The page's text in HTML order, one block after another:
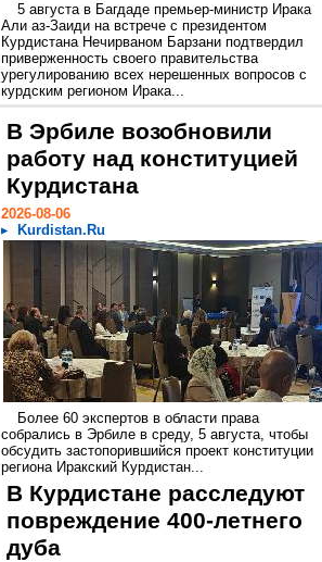
5 августа в Багдаде премьер-министр Ирака
Али аз-Заиди на встрече с президентом
Курдистана Нечирваном Барзани подтвердил
приверженность своего правительства
урегулированию всех нерешенных вопросов с
курдским регионом Ирака...
В Эрбиле возобновили
работу над конституцией
Курдистана
2026-08-06
Kurdistan.Ru
Более 60 экспертов в области права
собрались в Эрбиле в среду, 5 августа, чтобы
обсудить застопорившийся проект конституции
региона Иракский Курдистан...
В Курдистане расследуют
повреждение 400-летнего
дуба